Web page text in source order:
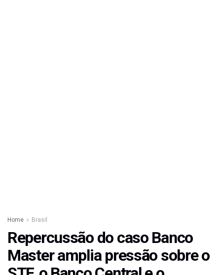
Home Brasil
Repercussão do caso Banco
Master amplia pressão sobre o